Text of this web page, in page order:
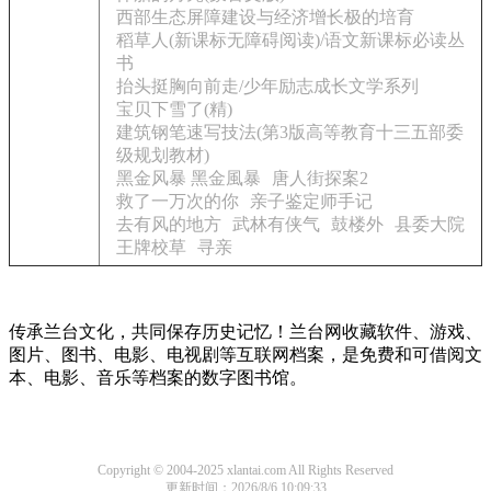
西部生态屏障建设与经济增长极的培育
稻草人(新课标无障碍阅读)/语文新课标必读丛
书
抬头挺胸向前走/少年励志成长文学系列
宝贝下雪了(精)
建筑钢笔速写技法(第3版高等教育十三五部委
级规划教材)
黑金风暴 黑金風暴
唐人街探案2
救了一万次的你
亲子鉴定师手记
去有风的地方 武林有侠气 鼓楼外 县委大院
王牌校草
寻亲
传承兰台文化，共同保存历史记忆！兰台网收藏软件、游戏、
图片、图书、电影、电视剧等互联网档案，是免费和可借阅文
本、电影、音乐等档案的数字图书馆。
Copyright © 2004-2025 xlantai.com All Rights Reserved
更新时间：2026/8/6 10:09:33